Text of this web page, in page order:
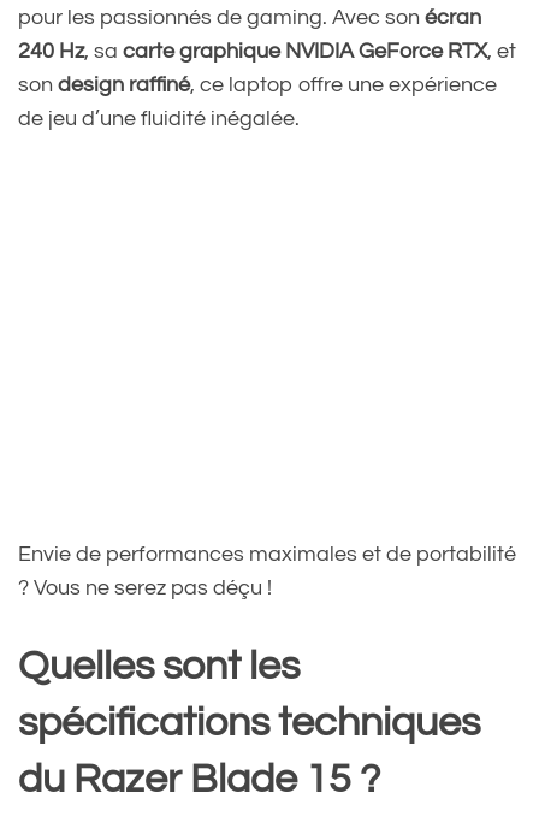
pour les passionnés de gaming. Avec son écran
240 Hz, sa carte graphique NVIDIA GeForce RTX, et
son design raffiné, ce laptop offre une expérience
de jeu d’une fluidité inégalée.
Envie de performances maximales et de portabilité
? Vous ne serez pas déçu !
Quelles sont les
spécifications techniques
du Razer Blade 15 ?